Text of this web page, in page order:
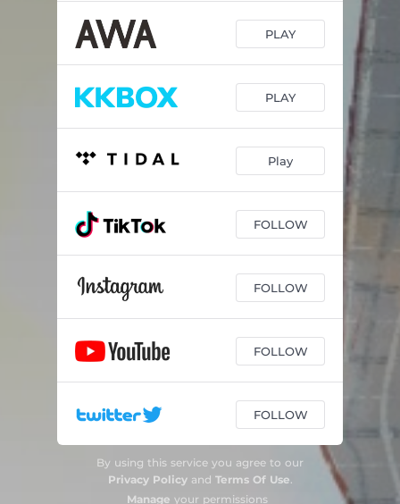
Con Las Ganas 02:48
Cómo Hablar 02:28
Let Me Love You 02:33
Everytime You Go Away 02:48
Estoy Hecho De Pedacitos De Ti
Amar Pelos Dois 02:42
Por Debajo De La Mesa 03:17
PLAY
PLAY
Play
FOLLOW
FOLLOW
FOLLOW
FOLLOW
By using this service you agree to our
Privacy Policyand Terms Of Use.
Manage your permissions